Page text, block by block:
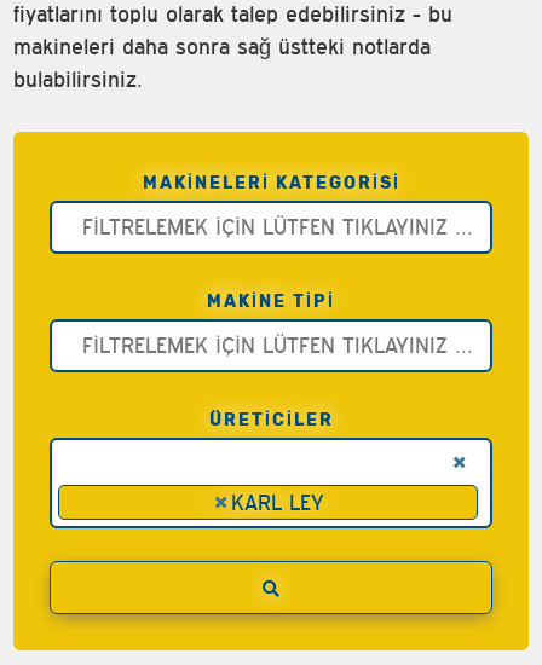
fiyatlarını toplu olarak talep edebilirsiniz - bu
makineleri daha sonra sağ üstteki notlarda
bulabilirsiniz.
MAKINELERI KATEGORISI
MAKINE TIPI
ÜRETİCİLER
×
×KARL LEY